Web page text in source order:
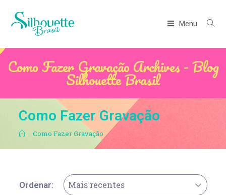
Menu
Como Fazer Gravação Archives - Blog
Silhouette Brasil
Como Fazer Gravação
. Como Fazer Gravação
Ordenar: Mais recentes